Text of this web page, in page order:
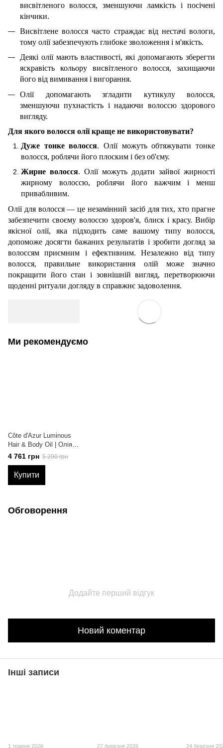
висвітленого волосся, зменшуючи ламкість і посічені
кінчики.
Висвітлене волосся часто страждає від нестачі вологи,
тому олії забезпечують глибоке зволоження і м'якість.
Деякі олії мають властивості, які допомагають зберегти
яскравість кольору висвітленого волосся, захищаючи
його від вимивання і вигорання.
Олії допомагають згладити кутикулу волосся,
зменшуючи пухнастість і надаючи волоссю здорового
вигляду.
Для якого волосся олії краще не використовувати?
Дуже тонке волосся. Олії можуть обтяжувати тонке
волосся, роблячи його плоским і без об'єму.
Жирне волосся. Олії можуть додати зайвої жирності
жирному волоссю, роблячи його важчим і менш
привабливим.
Олії для волосся — це незамінний засіб для тих, хто прагне
забезпечити своєму волоссю здоров'я, блиск і красу. Вибір
якісної олії, яка підходить саме вашому типу волосся,
допоможе досягти бажаних результатів і зробити догляд за
волоссям приємним і ефективним. Незалежно від типу
волосся, правильне використання олій може значно
покращити його стан і зовнішній вигляд, перетворюючи
щоденні ритуали догляду в справжнє задоволення.
Ми рекомендуємо
Côte d'Azur Luminous
Hair & Body Oil | Олія
для сяйва тіла та
волосся, 100 мл
4 761 грн 5 290 грн
Купити
Обговорення
Додайте перший відгук
Новий коментар
Інші записи
1 травня 2026 27 березня 2026 24 березня